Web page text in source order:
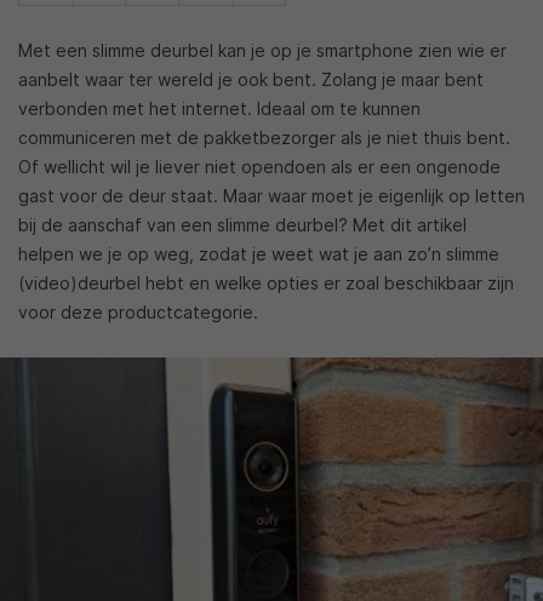
Met een slimme deurbel kan je op je smartphone zien wie er
aanbelt waar ter wereld je ook bent. Zolang je maar bent
verbonden met het internet. Ideaal om te kunnen
communiceren met de pakketbezorger als je niet thuis bent.
Of wellicht wil je liever niet opendoen als er een ongenode
gast voor de deur staat. Maar waar moet je eigenlijk op letten
bij de aanschaf van een slimme deurbel? Met dit artikel
helpen we je op weg, zodat je weet wat je aan zo’n slimme
(video)deurbel hebt en welke opties er zoal beschikbaar zijn
voor deze productcategorie.